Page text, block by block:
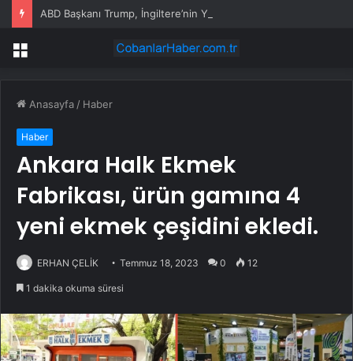
Menü
Anasayfa / Haber
Haber
Ankara Halk Ekmek
Fabrikası, ürün gamına 4
yeni ekmek çeşidini ekledi.
ERHAN ÇELİK Temmuz 18, 2023 0 12
1 dakika okuma süresi